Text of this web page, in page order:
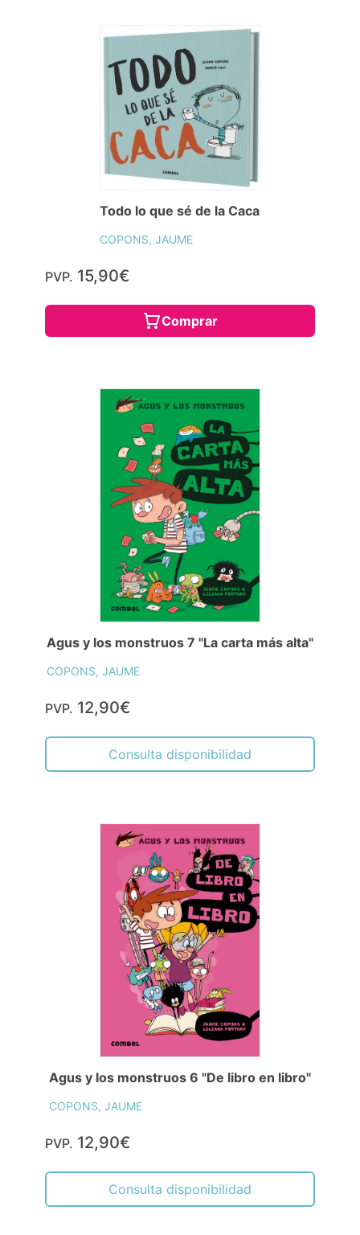
Todo lo que sé de la Caca
COPONS, JAUME
PVP. 15,90€
Comprar
Agus y los monstruos 7 "La carta más alta"
COPONS, JAUME
PVP. 12,90€
Consulta disponibilidad
Agus y los monstruos 6 "De libro en libro"
COPONS, JAUME
PVP. 12,90€
Consulta disponibilidad